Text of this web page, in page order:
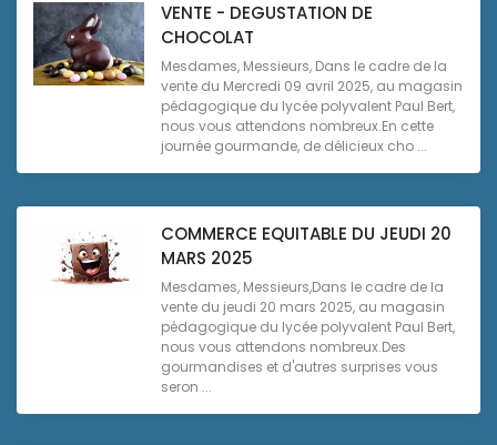
VENTE - DEGUSTATION DE
CHOCOLAT
Mesdames, Messieurs, Dans le cadre de la
vente du Mercredi 09 avril 2025, au magasin
pédagogique du lycée polyvalent Paul Bert,
nous vous attendons nombreux.En cette
journée gourmande, de délicieux cho ...
COMMERCE EQUITABLE DU JEUDI 20
MARS 2025
Mesdames, Messieurs,Dans le cadre de la
vente du jeudi 20 mars 2025, au magasin
pédagogique du lycée polyvalent Paul Bert,
nous vous attendons nombreux.Des
gourmandises et d'autres surprises vous
seron ...